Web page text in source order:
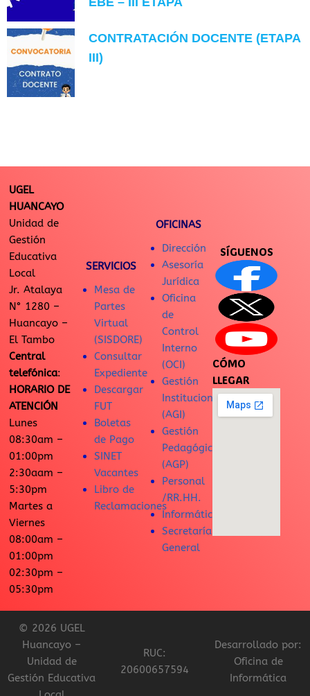
CONTRATACIÓN DOCENTE (ETAPA
III)
UGEL
HUANCAYO
Unidad de
Gestión
Educativa
Local
Jr. Atalaya
N° 1280 –
Huancayo –
El Tambo
Central
telefónica:
HORARIO DE
ATENCIÓN
Lunes
08:30am –
01:00pm
2:30aam –
5:30pm
Martes a
Viernes
08:00am –
01:00pm
02:30pm –
05:30pm
SERVICIOS
Mesa de
Partes
Virtual
(SISDORE)
Consultar
Expediente
Descargar
FUT
Boletas
de Pago
SINET
Vacantes
Libro de
Reclamaciones
OFICINAS
Dirección
Asesoría
Jurídica
Oficina
de
Control
Interno
(OCI)
Gestión
Institucional
(AGI)
Gestión
Pedagógica
(AGP)
Personal
/RR.HH.
Informática
Secretaría
General
SÍGUENOS
CÓMO
LLEGAR
© 2026 UGEL
Huancayo –
Unidad de
Gestión Educativa
RUC:
20600657594
Desarrollado por:
Oficina de
Informática